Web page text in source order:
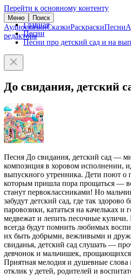
Перейти к основному контенту
Меню Поиск
АудиосказкиСказкиРаскраскиПесни
редактора
Главная
Песни
Песни про детский сад и на
До свидания, детский
Песня До свидания, детский сад —
композиция в хоровом исполнении,
выпускного утренника. Дети поют о
которым пришла пора прощаться —
станут первоклассниками! Но
забудут детский сад, где так здорово
паровозики, кататься на качельках
медвежат и лепить песочные куличи.
всегда будут помнить любимых
их быть добрыми, вежливыми и
свиданья, детский сад слушать —
девчонок и мальчишек, прощающихся
Приятная мелодия и душевные слова
отклик у детей, родителей и